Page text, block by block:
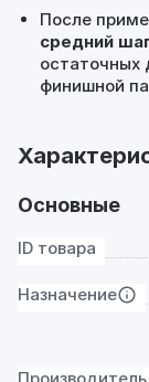
После
средний
остаточных
финишной
Основные
ID товара
Назначение